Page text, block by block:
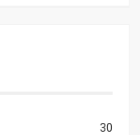
30